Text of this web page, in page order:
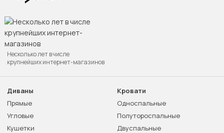
Несколько лет в числе
крупнейших интернет-магазинов
Диваны
Прямые
Угловые
Кушетки
Кровати
Односпальные
Полутороспальные
Двуспальные